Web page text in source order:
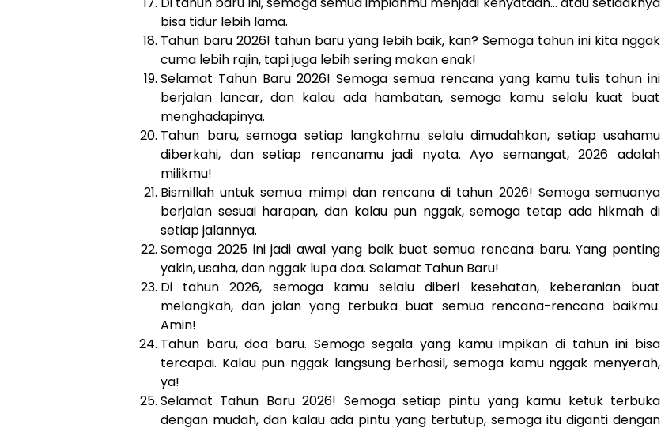
bisa tidur lebih lama.
Tahun baru 2026! tahun baru yang lebih baik, kan? Semoga tahun ini kita nggak
cuma lebih rajin, tapi juga lebih sering makan enak!
Selamat Tahun Baru 2026! Semoga semua rencana yang kamu tulis tahun ini
berjalan lancar, dan kalau ada hambatan, semoga kamu selalu kuat buat
menghadapinya.
Tahun baru, semoga setiap langkahmu selalu dimudahkan, setiap usahamu
diberkahi, dan setiap rencanamu jadi nyata. Ayo semangat, 2026 adalah
milikmu!
Bismillah untuk semua mimpi dan rencana di tahun 2026! Semoga semuanya
berjalan sesuai harapan, dan kalau pun nggak, semoga tetap ada hikmah di
setiap jalannya.
Semoga 2025 ini jadi awal yang baik buat semua rencana baru. Yang penting
yakin, usaha, dan nggak lupa doa. Selamat Tahun Baru!
Di tahun 2026, semoga kamu selalu diberi kesehatan, keberanian buat
melangkah, dan jalan yang terbuka buat semua rencana-rencana baikmu.
Amin!
Tahun baru, doa baru. Semoga segala yang kamu impikan di tahun ini bisa
tercapai. Kalau pun nggak langsung berhasil, semoga kamu nggak menyerah,
ya!
Selamat Tahun Baru 2026! Semoga setiap pintu yang kamu ketuk terbuka
dengan mudah, dan kalau ada pintu yang tertutup, semoga itu diganti dengan